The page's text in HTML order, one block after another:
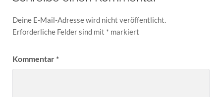
Deine E-Mail-Adresse wird nicht veröffentlicht.
Erforderliche Felder sind mit * markiert
Kommentar*